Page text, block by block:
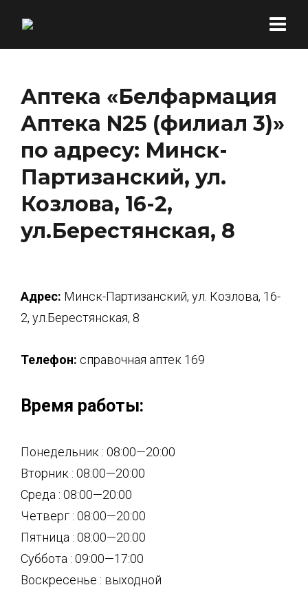
Аптека «Белфармация
Аптека N25 (филиал 3)»
по адресу: Минск-
Партизанский, ул.
Козлова, 16-2,
ул.Берестянская, 8
Адрес: Минск-Партизанский, ул. Козлова, 16-
2, ул.Берестянская, 8
Телефон: справочная аптек 169
Время работы:
Понедельник : 08:00—20:00
Вторник : 08:00—20:00
Среда : 08:00—20:00
Четверг : 08:00—20:00
Пятница : 08:00—20:00
Суббота : 09:00—17:00
Воскресенье : выходной